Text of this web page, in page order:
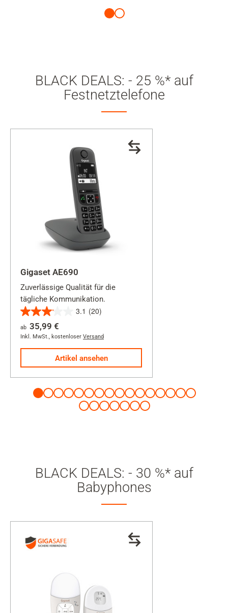
BLACK DEALS: - 25 %* auf
Festnetztelefone
Gigaset AE690
Zuverlässige Qualität für die
tägliche Kommunikation.
3.1 (20)
3.1
von
20
Bewertungen
ab 35,99 €
Inkl. MwSt., kostenloser Versand
Artikel ansehen
BLACK DEALS: - 30 %* auf
Babyphones